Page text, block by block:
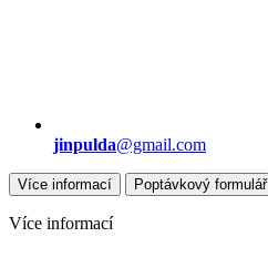
jinpulda@gmail.com
Více informací Poptávkový formulář
Více informací